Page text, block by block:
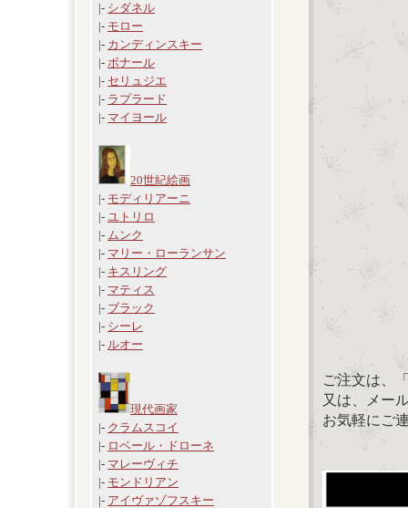
|- シダネル
|- モロー
|- カンディンスキー
|- ボナール
|- セリュジエ
|- ラプラード
|- マイヨール
20世紀絵画
|- モディリアーニ
|- ユトリロ
|- ムンク
|- マリー・ローランサン
|- キスリング
|- マティス
|- ブラック
|- シーレ
|- ルオー
現代画家
|- クラムスコイ
|- ロベール・ドローネ
|- マレーヴィチ
|- モンドリアン
|- アイヴァゾフスキー
ご注文は、
又は、メー
お気軽にご